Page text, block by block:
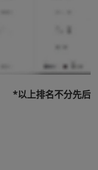
*以上排名不分先后